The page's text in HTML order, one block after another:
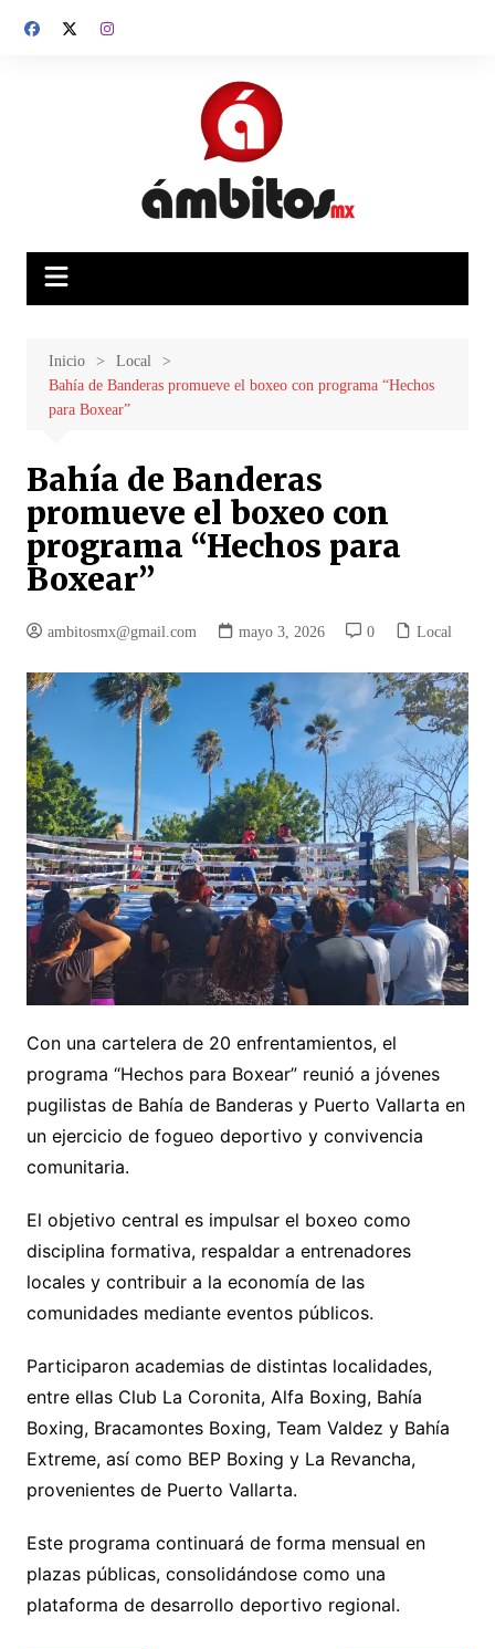
Inicio
Local
Bahía de Banderas promueve el boxeo con programa “Hechos
para Boxear”
Bahía de Banderas
promueve el boxeo con
programa “Hechos para
Boxear”
ambitosmx@gmail.com mayo 3, 2026 0 Local
Con una cartelera de 20 enfrentamientos, el
programa “Hechos para Boxear” reunió a jóvenes
pugilistas de Bahía de Banderas y Puerto Vallarta en
un ejercicio de fogueo deportivo y convivencia
comunitaria.
El objetivo central es impulsar el boxeo como
disciplina formativa, respaldar a entrenadores
locales y contribuir a la economía de las
comunidades mediante eventos públicos.
Participaron academias de distintas localidades,
entre ellas Club La Coronita, Alfa Boxing, Bahía
Boxing, Bracamontes Boxing, Team Valdez y Bahía
Extreme, así como BEP Boxing y La Revancha,
provenientes de Puerto Vallarta.
Este programa continuará de forma mensual en
plazas públicas, consolidándose como una
plataforma de desarrollo deportivo regional.